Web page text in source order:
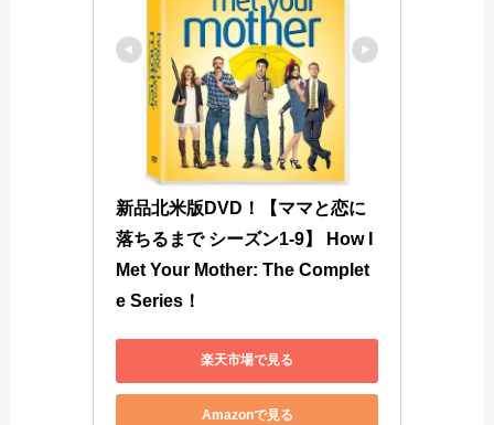
新品北米版DVD！【ママと恋に
落ちるまで シーズン1-9】 How I
Met Your Mother: The Complet
e Series！
楽天市場で見る
Amazonで見る